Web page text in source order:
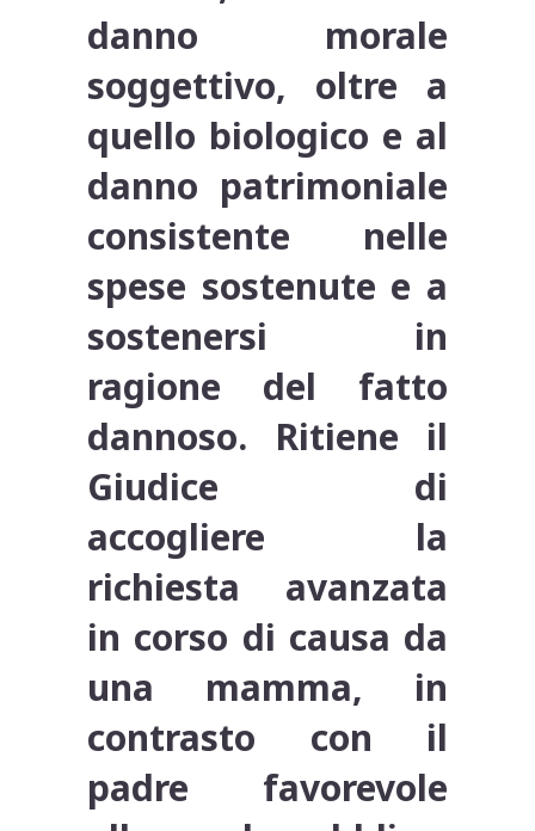
danno morale
soggettivo, oltre a
quello biologico e al
danno patrimoniale
consistente nelle
spese sostenute e a
sostenersi in
ragione del fatto
dannoso. Ritiene il
Giudice di
accogliere la
richiesta avanzata
in corso di causa da
una mamma, in
contrasto con il
padre favorevole